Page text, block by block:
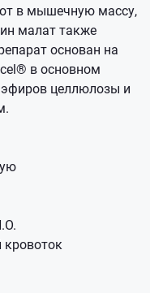
в мышечную массу,
малат также
основан на
в основном
целлюлозы и